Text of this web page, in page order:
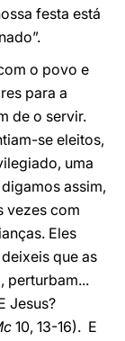
festa está
o povo e
para a
de o servir.
se eleitos,
uma
assim,
vezes com
Eles
que as
perturbam...
Jesus?
10, 13-16). E